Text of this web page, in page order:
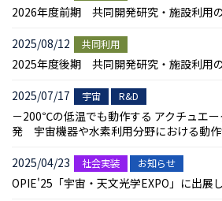
2026年度前期 共同開発研究・施設利用
2025/08/12
共同利用
2025年度後期 共同開発研究・施設利用
2025/07/17
宇宙 R&D
－200℃の低温でも動作する アクチュエ
発 宇宙機器や水素利用分野における動
2025/04/23
社会実装 お知らせ
OPIE'25「宇宙・天文光学EXPO」に出展